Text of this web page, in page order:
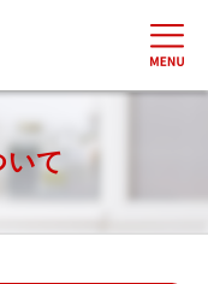
いて